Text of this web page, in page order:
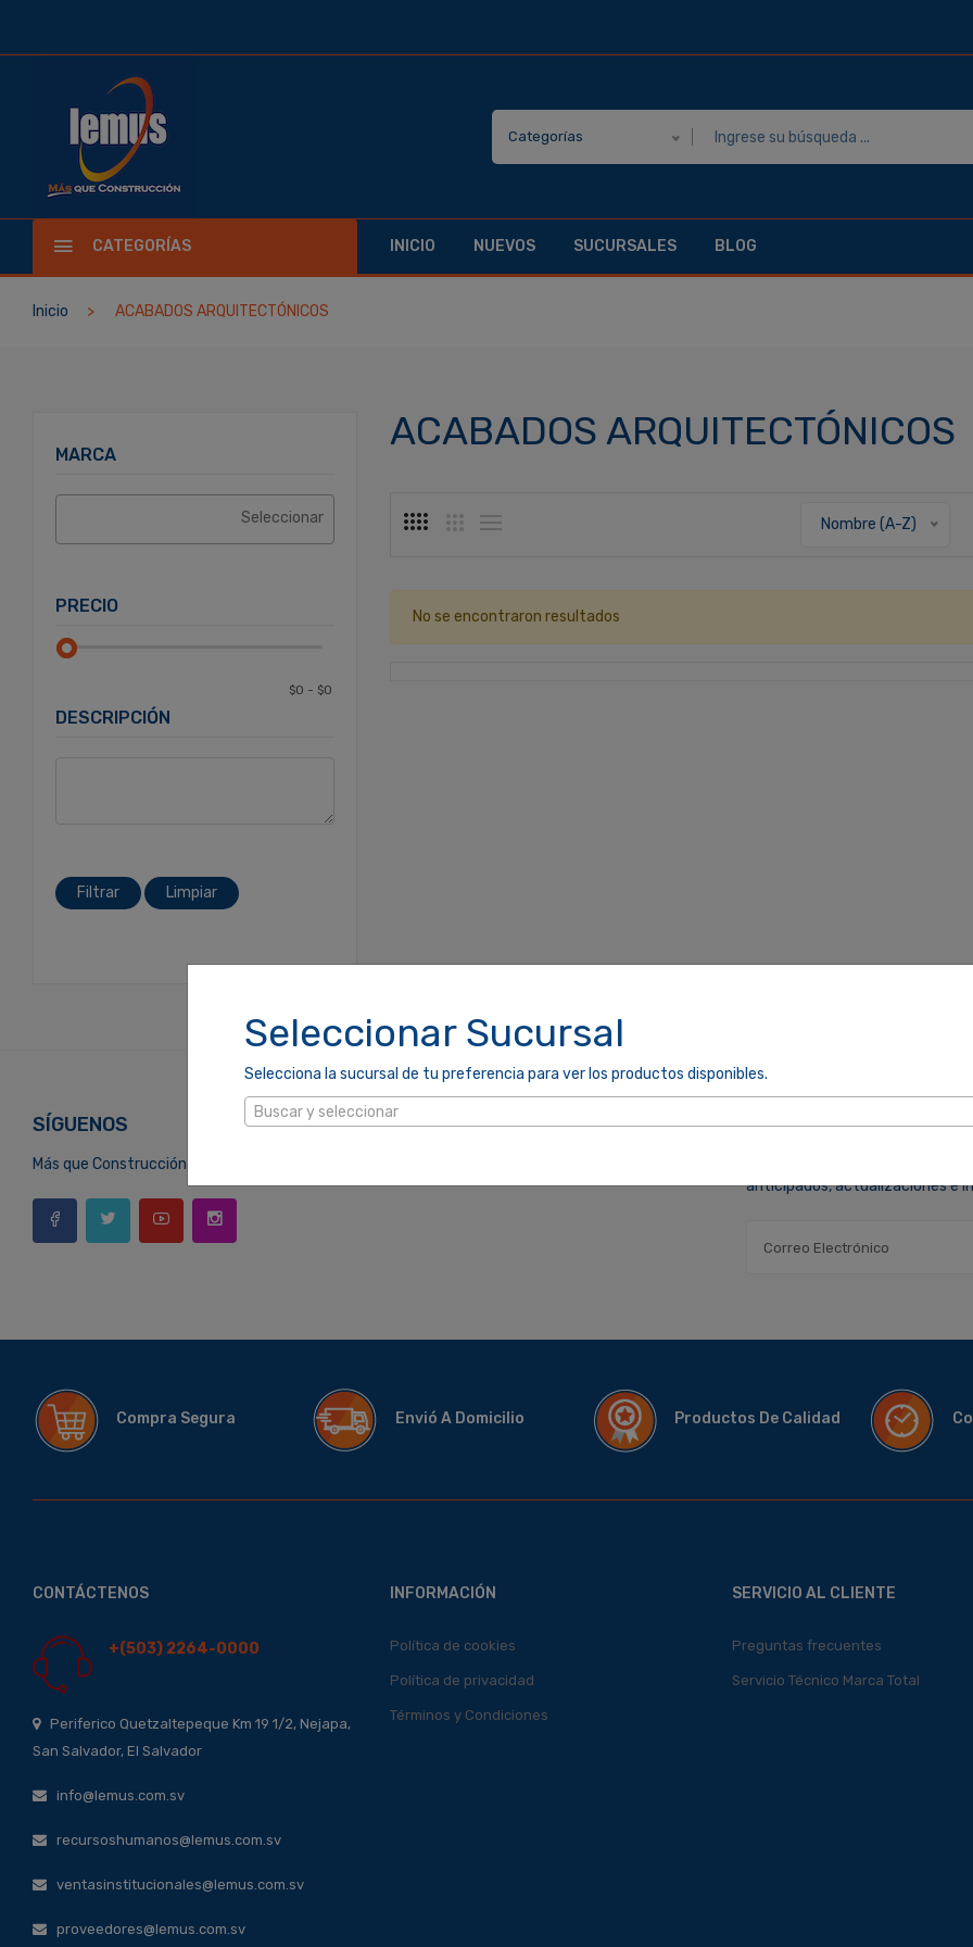
Seleccionar Sucursal
Selecciona la sucursal de tu preferencia para ver los productos disponibles.
Buscar y seleccionar
Categorías
CATEGORÍAS INICIO NUEVOS SUCURSALES BLOG
Inicio ACABADOS ARQUITECTÓNICOS
MARCA
PRECIO
DESCRIPCIÓN
Filtrar Limpiar
ACABADOS ARQUITECTÓNICOS
Nombre (A-Z)
No se encontraron resultados
SÍGUENOS
Más que Construcción
MANTENTE INFORMADO
anticipados, actualizaciones e
Compra Segura Envió A Domicilio Productos De Calidad
CONTÁCTENOS
+(503) 2264-0000
Periferico Quetzaltepeque Km 19 1/2, Nejapa,
San Salvador, El Salvador
info@lemus.com.sv
recursoshumanos@lemus.com.sv
ventasinstitucionales@lemus.com.sv
proveedores@lemus.com.sv
INFORMACIÓN
Política de cookies
Política de privacidad
Términos y Condiciones
SERVICIO AL CLIENTE
Preguntas frecuentes
Servicio Técnico Marca Total